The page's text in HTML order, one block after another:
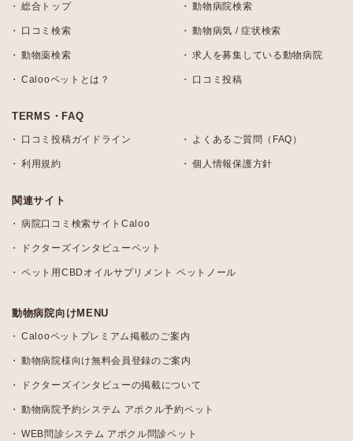
総合トップ 動物病院検索
口コミ検索 動物病気 / 症状検索
動物薬検索 求人を募集している動物病院
Calooペットとは？ 口コミ投稿
TERMS・FAQ
口コミ投稿ガイドライン よくあるご質問（FAQ）
利用規約 個人情報保護方針
関連サイト
病院口コミ検索サイトCaloo
ドクターズインタビューペット
ペット用CBDオイルサプリメント ペットノール
動物病院向けMENU
Calooペットプレミアム掲載のご案内
動物病院様向け無料会員登録のご案内
ドクターズインタビューの掲載について
動物病院予約システム アポクル予約ペット
WEB問診システム アポクル問診ペット